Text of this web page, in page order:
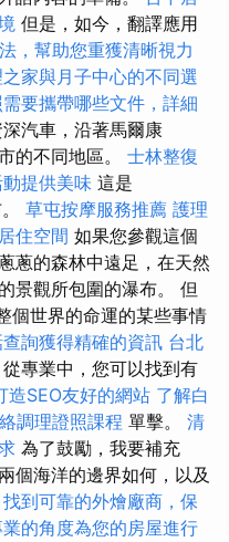
但是，如今，翻譯應用
，幫助您重獲清晰視力
家與月子中心的不同選
要攜帶哪些文件，詳細
汽車，沿著馬爾康
的不同地區。 士林整復
提供美味 這是
草屯按摩服務推薦 護理
住空間 如果您參觀這個
蔥的森林中遠足，在天然
景觀所包圍的瀑布。 但
個世界的命運的某些事情
詢獲得精確的資訊 台北
從專業中，您可以找到有
SEO友好的網站 了解白
調理證照課程 單擊。 清
為了鼓勵，我要補充
個海洋的邊界如何，以及
找到可靠的外燴廠商，保
的角度為您的房屋進行